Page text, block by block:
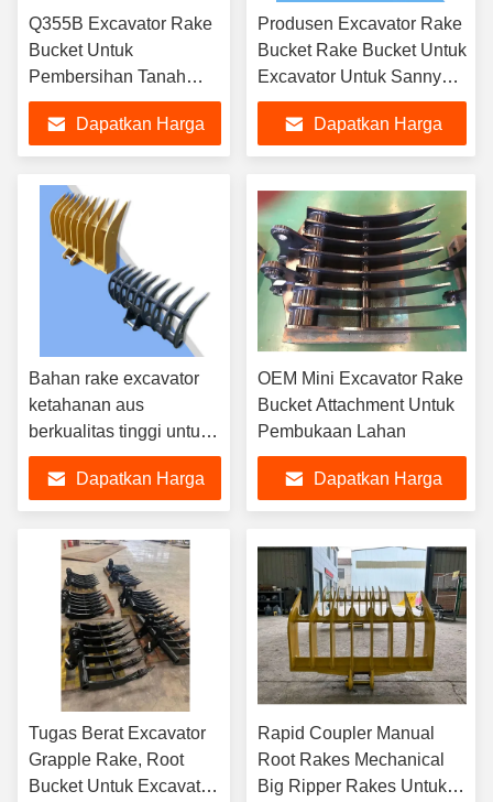
Q355B Excavator Rake
Bucket Untuk
Pembersihan Tanah
Hitachi 200 PC 320
Komatsu 210
Dapatkan Harga
Produsen Excavator Rake
Bucket Rake Bucket Untuk
Excavator Untuk Sanny
Hitachi Komatsu PC Etc
Dapatkan Harga
Bahan rake excavator
ketahanan aus
berkualitas tinggi untuk
mini excavator EX60,
PC30
Dapatkan Harga
OEM Mini Excavator Rake
Bucket Attachment Untuk
Pembukaan Lahan
Dapatkan Harga
Tugas Berat Excavator
Grapple Rake, Root
Bucket Untuk Excavator
Rapid Coupler Manual
Root Rakes Mechanical
Big Ripper Rakes Untuk